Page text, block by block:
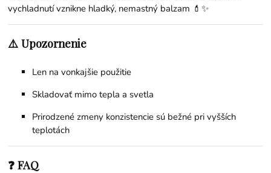
vychladnutí vznikne hladký, nemastný balzam 💄✨
⚠️ Upozornenie
Len na vonkajšie použitie
Skladovať mimo tepla a svetla
Prirodzené zmeny konzistencie sú bežné pri vyšších
teplotách
❓ FAQ